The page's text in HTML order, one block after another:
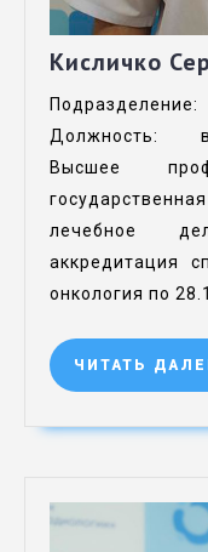
Кисличко
Должность:
Высшее
лечебное
аккредитация
онкология по
ЧИТАТЬ